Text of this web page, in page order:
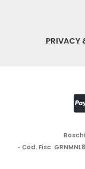
PRIVACY
- Cod. Fisc.